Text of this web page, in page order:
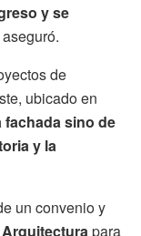
y se
aseguró.
de
ubicado en
fachada sino de
y la
un convenio y
para